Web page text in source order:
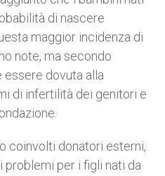
di nascere
maggior incidenza di
note, ma secondo
dovuta alla
di infertilità dei genitori e
coinvolti donatori esterni,
problemi per i figli nati da